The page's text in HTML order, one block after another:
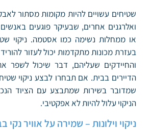
שטיחים עשויים להיות מקומות מסתור
ואלרגנים אחרים, שבעיקר פוגעים
או ממחלות נשימה כמו אסטמה. ניקוי
בעזרת מכונות מתקדמות יכול לעזור
והחיידקים שעליהם, דבר שיכול לשפר
הדיירים בבית. אם תבחרו לבצע ניקוי
שמדובר בשירות שמתבצע עם הציוד
הניקוי עלול להיות לא אפקטיבי.
ניקוי וילונות – שמירה על אוויר נקי